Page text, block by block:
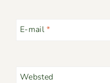
E-mail*
Websted